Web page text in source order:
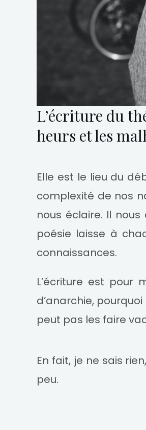
L’écriture du
heurs et les
Elle est le lieu du
complexité de nos
nous éclaire. Il
poésie laisse à
connaissances.
L’écriture est pour
d’anarchie,
peut pas les faire
En fait, je ne sais
peu.